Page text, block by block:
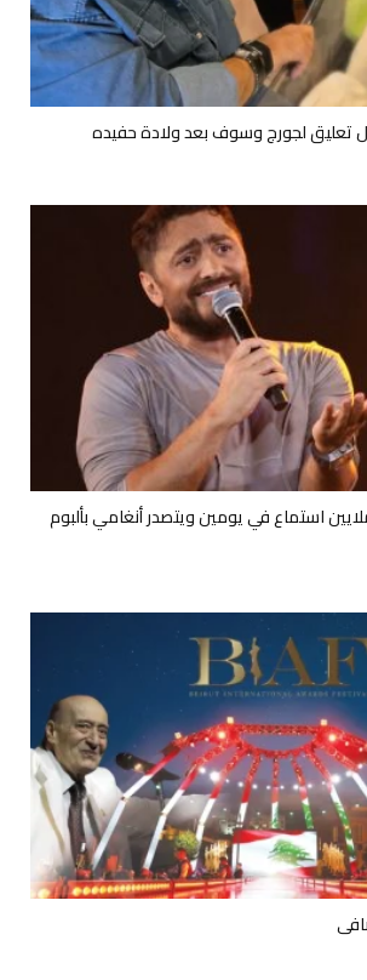
تعليق لجورج وسوف بعد ولادة حفيده
حسني يحقق 5 ملايين استماع في يومين ويتصدر أنغامي بألبوم